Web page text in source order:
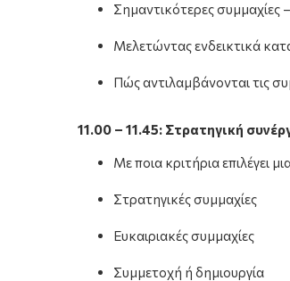
Σημαντικότερες συμμαχίες
Μελετώντας ενδεικτικά
Πώς αντιλαμβάνονται τις
11.00 – 11.45: Στρατηγική
Με ποια κριτήρια επιλέγει
Στρατηγικές συμμαχίες
Ευκαιριακές συμμαχίες
Συμμετοχή ή δημιουργία